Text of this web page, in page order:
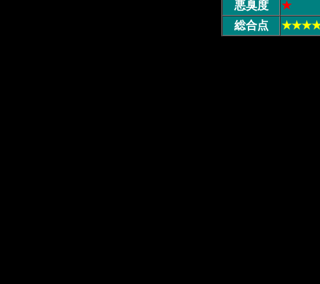
悪臭度
★
総合点